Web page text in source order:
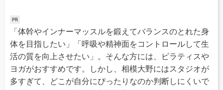
「体幹やインナーマッスルを鍛えてバランスのとれた身
体を目指したい」「呼吸や精神面をコントロールして生
活の質を向上させたい」。そんな方には、ピラティスや
ヨガがおすすめです。しかし、相模大野にはスタジオが
多すぎて、どこが自分にぴったりなのか判断しにくいで